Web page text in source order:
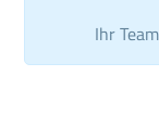
Ihr